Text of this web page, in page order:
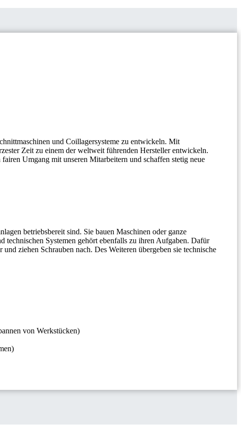
und Coillagersysteme zu entwickeln. Mit
Zeit zu einem der weltweit führenden Hersteller entwickeln.
Umgang mit unseren Mitarbeitern und schaffen stetig neue
betriebsbereit sind. Sie bauen Maschinen oder ganze
technischen Systemen gehört ebenfalls zu ihren Aufgaben. Dafür
ziehen Schrauben nach. Des Weiteren übergeben sie technische
von Werkstücken)